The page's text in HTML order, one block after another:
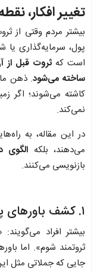
تغییر افکار،
بیشتر مردم وقتی از
پول، سرمایه‌گذاری
است که ثروت قبل از
ساخته می‌شود. ذهن
کاشته می‌شوند؛ اگر
نمی‌کند.
در این مقاله، به
می‌دهند، بلکه
بازنویسی می‌کنند.
۱. کشف باورهای پنهان مالی (نه باورهای ظاهری)
بیشتر افراد
ثروتمند شوم». اما
جایی که جملاتی مثل